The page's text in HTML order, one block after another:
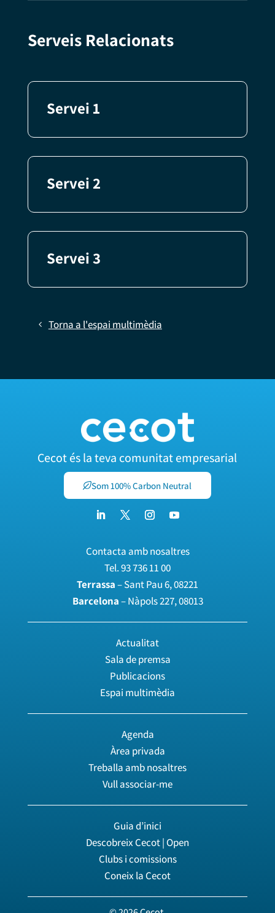
Serveis Relacionats
Servei 1
Servei 2
Servei 3
Torna a l'espai multimèdia
Cecot és la teva comunitat empresarial
Som 100% Carbon Neutral
Contacta amb nosaltres
Tel.93 736 11 00
Terrassa– Sant Pau 6, 08221
Barcelona– Nàpols 227, 08013
Actualitat
Sala de premsa
Publicacions
Espai multimèdia
Agenda
Àrea privada
Treballa amb nosaltres
Vull associar-me
Guia d’inici
Descobreix Cecot | Open
Clubs i comissions
Coneix la Cecot